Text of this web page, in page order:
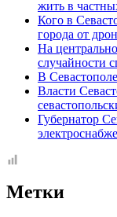
жить в
Кого в
города от
На
случайности
В
Власти
Губернатор
Метки